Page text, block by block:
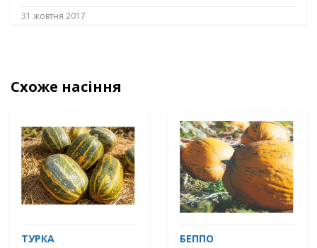
31 жовтня 2017
Схоже насіння
ТУРКА БЕППО